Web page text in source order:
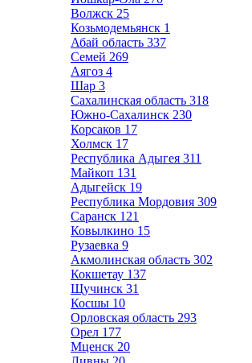
Волжск 25
Козьмодемьянск 1
Абай область 337
Семей 269
Аягоз 4
Шар 3
Сахалинская область 318
Южно-Сахалинск 230
Корсаков 17
Холмск 17
Республика Адыгея 311
Майкоп 131
Адыгейск 19
Республика Мордовия 309
Саранск 121
Ковылкино 15
Рузаевка 9
Акмолинская область 302
Кокшетау 137
Щучинск 31
Косшы 10
Орловская область 293
Орел 177
Мценск 20